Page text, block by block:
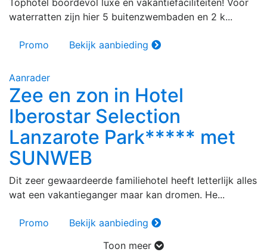
waterratten zijn hier 5 buitenzwembaden en 2 k...
Promo Bekijk aanbieding
Aanrader
Zee en zon in Hotel
Iberostar Selection
Lanzarote Park***** met
SUNWEB
Dit zeer gewaardeerde familiehotel heeft letterlijk alles
wat een vakantieganger maar kan dromen. He...
Promo
Bekijk aanbieding
Toon meer